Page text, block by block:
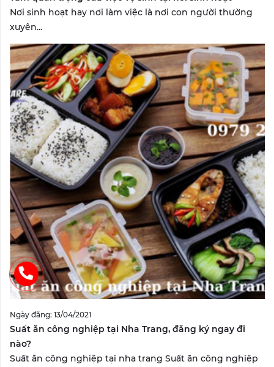
Nơi sinh hoạt hay nơi làm việc là nơi con người thường
xuyên...
Ngày đăng: 13/04/2021
Suất ăn công nghiệp tại Nha Trang, đăng ký ngay đi
nào?
Suất ăn công nghiệp tại nha trang Suất ăn công nghiệp